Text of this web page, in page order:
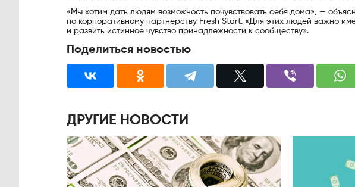
«Мы хотим дать людям возможность почувствовать себя дома», —
по корпоративному партнерству Fresh Start. «Для этих людей важно
и развить истинное чувство принадлежности к сообществу».
Поделиться новостью
ДРУГИЕ НОВОСТИ